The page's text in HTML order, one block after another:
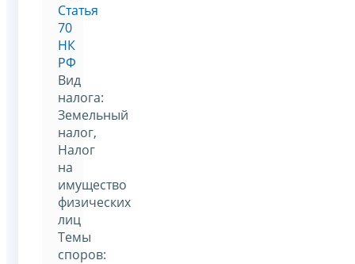
Статья
70
НК
РФ
Вид
налога:
Земельный
налог,
Налог
на
имущество
физических
лиц
Темы
споров: